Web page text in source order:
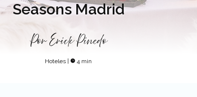
Seasons Madrid
Por Erick Pinedo
Hoteles 4 min